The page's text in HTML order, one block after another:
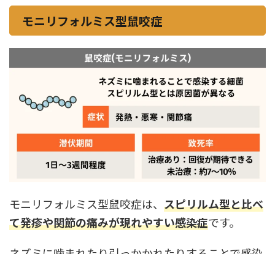
モニリフォルミス型鼠咬症
モニリフォルミス型鼠咬症は、 スピリルム型と比べ
て発疹や関節の痛みが現れやすい感染症です。